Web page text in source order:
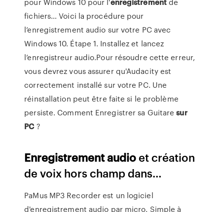
fichiers… Voici la procédure pour
l’enregistrement audio sur votre PC avec
Windows 10. Étape 1. Installez et lancez
l’enregistreur audio.Pour résoudre cette erreur,
vous devrez vous assurer qu'Audacity est
correctement installé sur votre PC. Une
réinstallation peut être faite si le problème
persiste. Comment Enregistrer sa Guitaresur
PC?
Enregistrementaudioet création
de voix hors champ dans…
PaMus MP3 Recorder est un logiciel
d'enregistrement audio par micro. Simple à